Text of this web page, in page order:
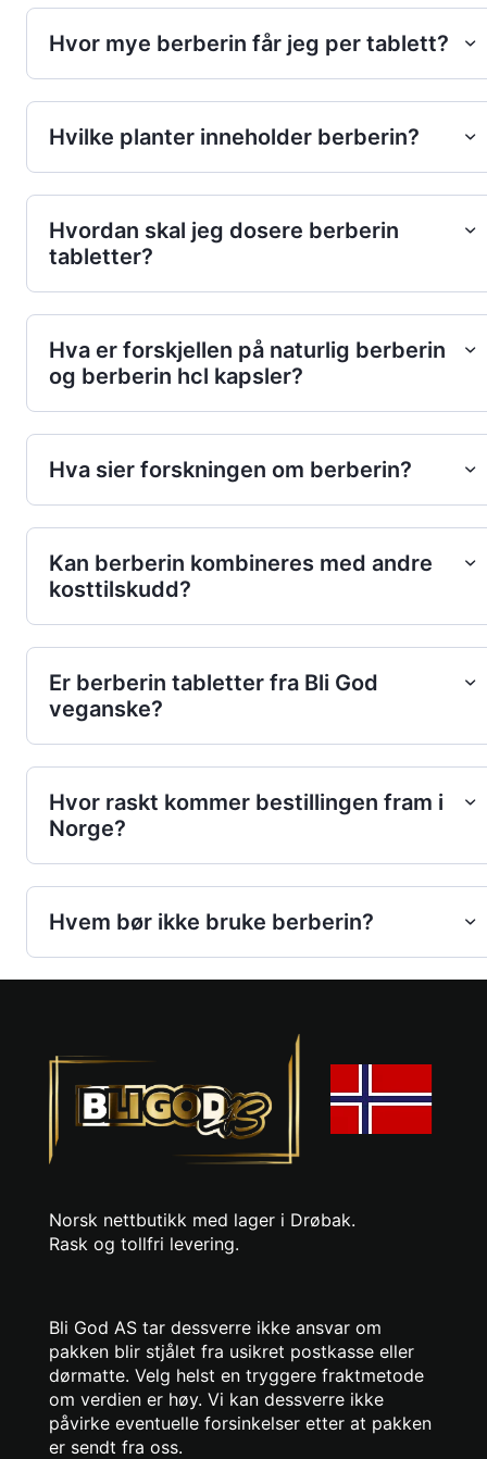
Hvor mye berberin får jeg per tablett?
Hvilke planter inneholder berberin?
Hvordan skal jeg dosere berberin
tabletter?
Hva er forskjellen på naturlig berberin
og berberin hcl kapsler?
Hva sier forskningen om berberin?
Kan berberin kombineres med andre
kosttilskudd?
Er berberin tabletter fra Bli God
veganske?
Hvor raskt kommer bestillingen fram i
Norge?
Hvem bør ikke bruke berberin?
Norsk nettbutikk med lager i Drøbak.
Rask og tollfri levering.
Bli God AS tar dessverre ikke ansvar om
pakken blir stjålet fra usikret postkasse eller
dørmatte. Velg helst en tryggere fraktmetode
om verdien er høy. Vi kan dessverre ikke
påvirke eventuelle forsinkelser etter at pakken
er sendt fra oss.